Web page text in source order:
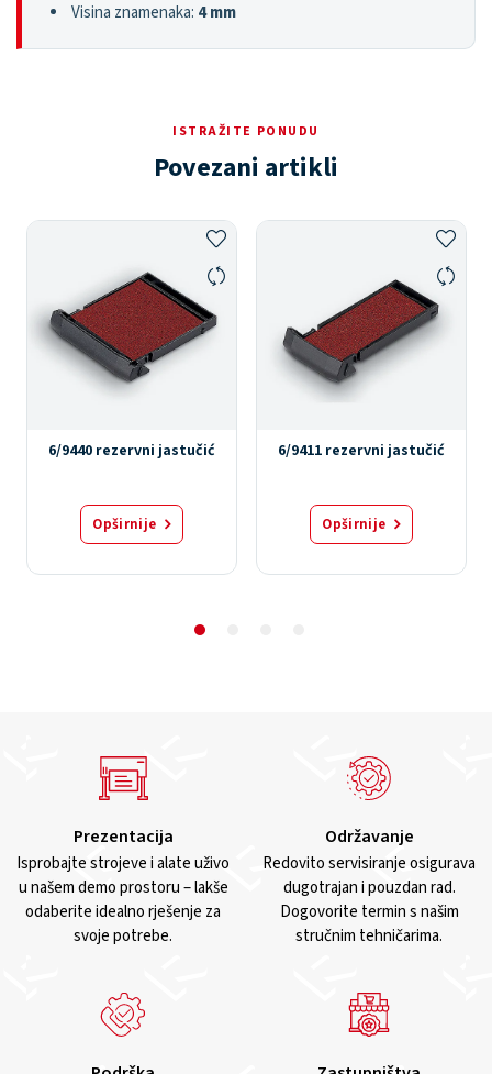
Visina znamenaka: 4 mm
ISTRAŽITE PONUDU
Povezani artikli
6/9440 rezervni jastučić
Opširnije
6/9411 rezervni jastučić
Opširnije
Prezentacija
Isprobajte strojeve i alate uživo
u našem demo prostoru – lakše
odaberite idealno rješenje za
svoje potrebe.
Održavanje
Redovito servisiranje osigurava
dugotrajan i pouzdan rad.
Dogovorite termin s našim
stručnim tehničarima.